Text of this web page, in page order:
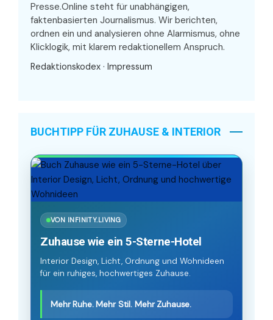
Presse.Online steht für unabhängigen,
faktenbasierten Journalismus. Wir berichten,
ordnen ein und analysieren ohne Alarmismus, ohne
Klicklogik, mit klarem redaktionellem Anspruch.
Redaktionskodex · Impressum
BUCHTIPP FÜR ZUHAUSE & INTERIOR
VON INFINITY.LIVING
Zuhause wie ein 5-Sterne-Hotel
Interior Design, Licht, Ordnung und Wohnideen
für ein ruhiges, hochwertiges Zuhause.
Mehr Ruhe. Mehr Stil. Mehr Zuhause.